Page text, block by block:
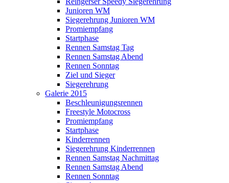
Junioren WM
Siegerehrung Junioren WM
Promiempfang
Startphase
Rennen Samstag Tag
Rennen Samstag Abend
Rennen Sonntag
Ziel und Sieger
Siegerehrung
Galerie 2015
Beschleunigungsrennen
Freestyle Motocross
Promiempfang
Startphase
Kinderrennen
Siegerehrung Kinderrennen
Rennen Samstag Nachmittag
Rennen Samstag Abend
Rennen Sonntag